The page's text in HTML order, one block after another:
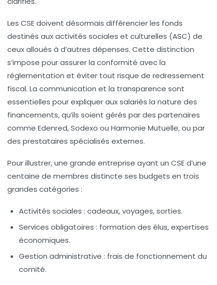
Les CSE doivent désormais différencier les fonds
destinés aux activités sociales et culturelles (ASC) de
ceux alloués à d’autres dépenses. Cette distinction
s’impose pour assurer la conformité avec la
réglementation et éviter tout risque de redressement
fiscal. La communication et la transparence sont
essentielles pour expliquer aux salariés la nature des
financements, qu’ils soient gérés par des partenaires
comme Edenred, Sodexo ou Harmonie Mutuelle, ou par
des prestataires spécialisés externes.
Pour illustrer, une grande entreprise ayant un CSE d’une
centaine de membres distincte ses budgets en trois
grandes catégories :
Activités sociales : cadeaux, voyages, sorties.
Services obligatoires : formation des élus, expertises
économiques.
Gestion administrative : frais de fonctionnement du
comité.